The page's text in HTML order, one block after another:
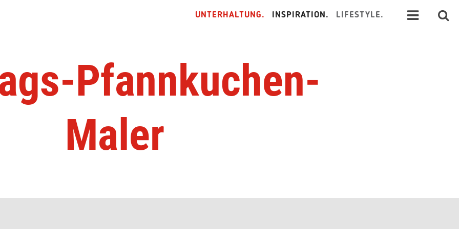
UNTERHALTUNG. INSPIRATION. LIFESTYLE.
Pfannkuchen-
Maler